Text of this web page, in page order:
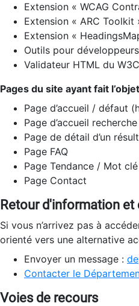
Extension « WCAG
Extension « ARC Toolkit
Extension «
Outils pour
Validateur HTML du
Pages du site ayant fait
Page d’accueil / défaut
Page d’accueil
Page de détail d’un
Page FAQ
Page Tendance / Mot clé
Page Contact
Retour d'information
Si vous n’arrivez pas à
orienté vers une alternative
Envoyer un message :
Contacter le
Voies de recours